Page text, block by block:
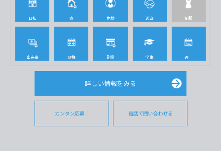
日払 寮 体験 送迎 制服
出来高 短期 副業 学生 週一
詳しい情報をみる
カンタン応募！ 電話で問い合わせる